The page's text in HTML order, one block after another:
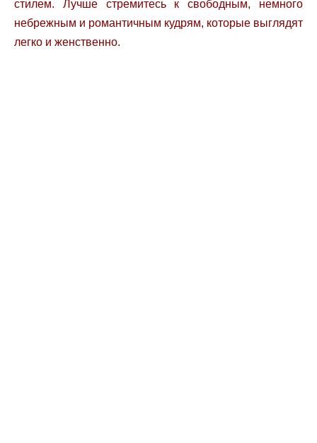
стилем. Лучше стремитесь к свободным, немного
небрежным и романтичным кудрям, которые выглядят
легко и женственно.